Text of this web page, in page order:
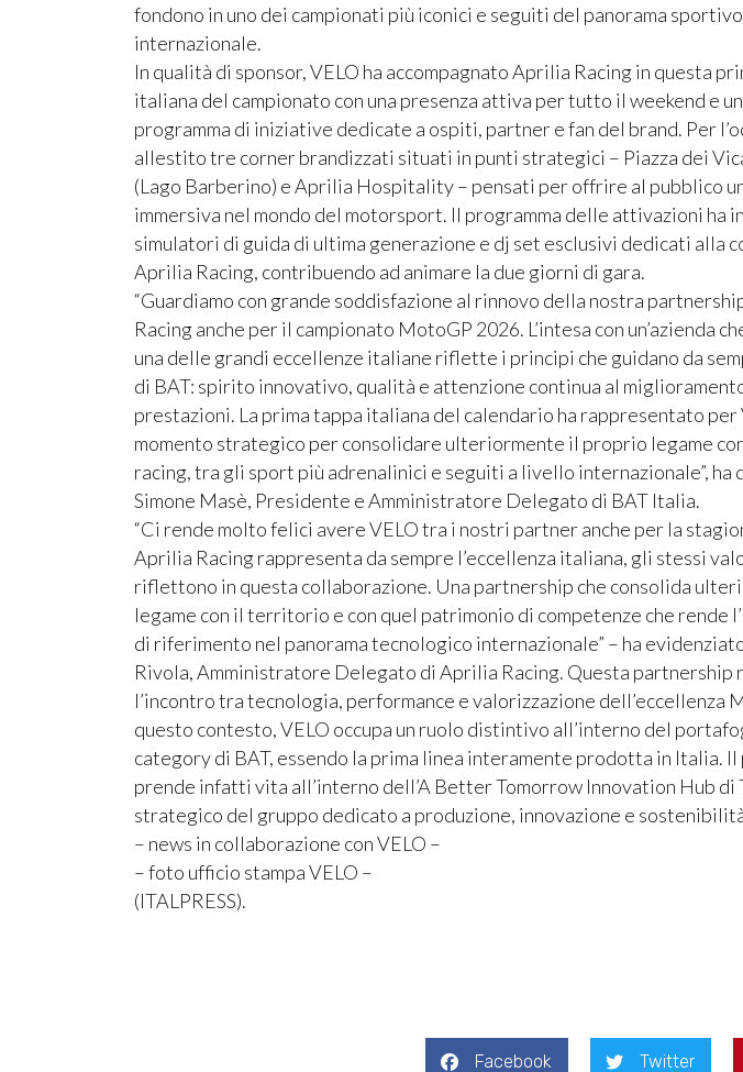
fondono in uno dei campionati più iconici e seguiti del panorama sportivo
internazionale.
In qualità di sponsor, VELO ha accompagnato Aprilia Racing in questa
italiana del campionato con una presenza attiva per tutto il weekend e
programma di iniziative dedicate a ospiti, partner e fan del brand. Per
allestito tre corner brandizzati situati in punti strategici – Piazza dei
(Lago Barberino) e Aprilia Hospitality – pensati per offrire al pubblico
immersiva nel mondo del motorsport. Il programma delle attivazioni ha
simulatori di guida di ultima generazione e dj set esclusivi dedicati alla
Aprilia Racing, contribuendo ad animare la due giorni di gara.
“Guardiamo con grande soddisfazione al rinnovo della nostra
Racing anche per il campionato MotoGP 2026. L’intesa con un’azienda
una delle grandi eccellenze italiane riflette i principi che guidano da
di BAT: spirito innovativo, qualità e attenzione continua al
prestazioni. La prima tappa italiana del calendario ha rappresentato per
momento strategico per consolidare ulteriormente il proprio legame
racing, tra gli sport più adrenalinici e seguiti a livello internazionale”, ha
Simone Masè, Presidente e Amministratore Delegato di BAT Italia.
“Ci rende molto felici avere VELO tra i nostri partner anche per la
Aprilia Racing rappresenta da sempre l’eccellenza italiana, gli stessi
riflettono in questa collaborazione. Una partnership che consolida
legame con il territorio e con quel patrimonio di competenze che rende
di riferimento nel panorama tecnologico internazionale” – ha
Rivola, Amministratore Delegato di Aprilia Racing. Questa partnership
l’incontro tra tecnologia, performance e valorizzazione dell’eccellenza
questo contesto, VELO occupa un ruolo distintivo all’interno del
category di BAT, essendo la prima linea interamente prodotta in Italia.
prende infatti vita all’interno dell’A Better Tomorrow Innovation Hub di
strategico del gruppo dedicato a produzione, innovazione e
– news in collaborazione con VELO –
– foto ufficio stampa VELO –
(ITALPRESS).
Facebook Twitter